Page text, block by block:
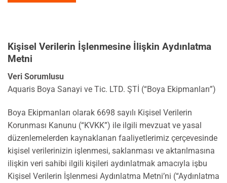
Kişisel Verilerin İşlenmesine İlişkin Aydınlatma
Metni
Veri Sorumlusu
Aquaris Boya Sanayi ve Tic. LTD. ŞTİ (“Boya Ekipmanları”)
Boya Ekipmanları olarak 6698 sayılı Kişisel Verilerin
Korunması Kanunu (“KVKK”) ile ilgili mevzuat ve yasal
düzenlemelerden kaynaklanan faaliyetlerimiz çerçevesinde
kişisel verilerinizin işlenmesi, saklanması ve aktarılmasına
ilişkin veri sahibi ilgili kişileri aydınlatmak amacıyla işbu
Kişisel Verilerin İşlenmesi Aydınlatma Metni’ni (“Aydınlatma